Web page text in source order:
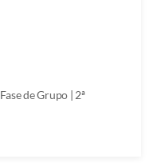
de Grupo | 2ª